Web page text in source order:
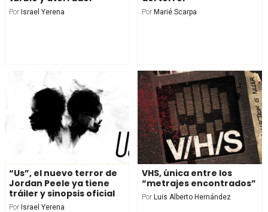
Por Israel Yerena Por Marié Scarpa
“Us”, el nuevo terror de
Jordan Peele ya tiene
tráiler y sinopsis oficial
Por Israel Yerena
VHS, única entre los
“metrajes encontrados”
Por Luis Alberto Hernández